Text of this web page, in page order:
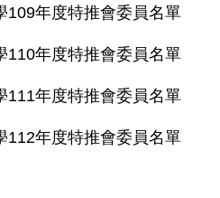
109年度特推會委員名單
110年度特推會委員名單
111年度特推會委員名單
112年度特推會委員名單